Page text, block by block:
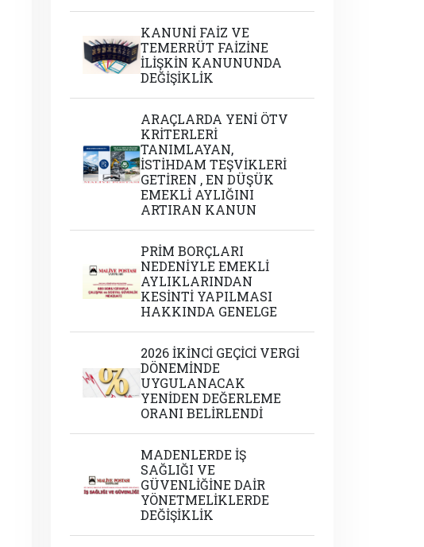
KANUNİ FAİZ VE
TEMERRÜT FAİZİNE
İLİŞKİN KANUNUNDA
DEĞİŞİKLİK
ARAÇLARDA YENİ ÖTV
KRİTERLERİ
TANIMLAYAN,
İSTİHDAM TEŞVİKLERİ
GETİREN , EN DÜŞÜK
EMEKLİ AYLIĞINI
ARTIRAN KANUN
PRİM BORÇLARI
NEDENİYLE EMEKLİ
AYLIKLARINDAN
KESİNTİ YAPILMASI
HAKKINDA GENELGE
2026 İKİNCİ GEÇİCİ VERGİ
DÖNEMİNDE
UYGULANACAK
YENİDEN DEĞERLEME
ORANI BELİRLENDİ
MADENLERDE İŞ
SAĞLIĞI VE
GÜVENLİĞİNE DAİR
YÖNETMELİKLERDE
DEĞİŞİKLİK